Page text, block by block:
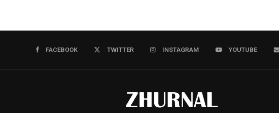
FACEBOOK TWITTER INSTAGRAM YOUTUBE